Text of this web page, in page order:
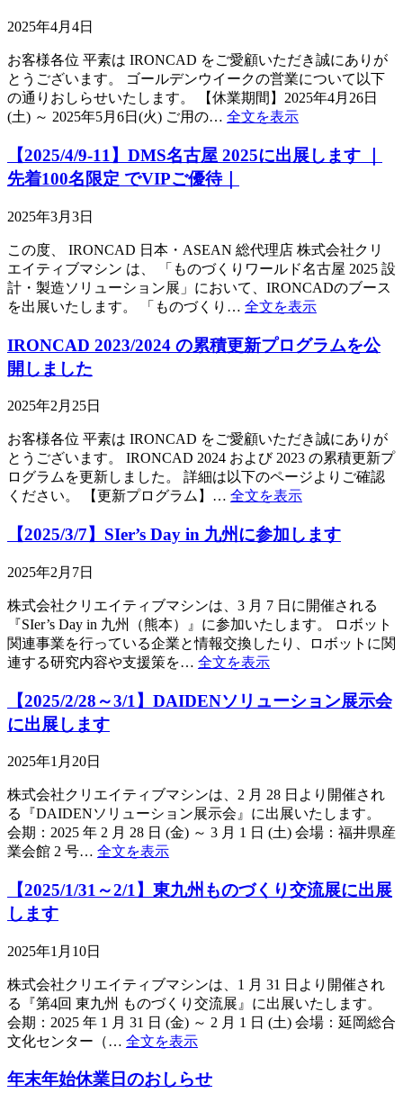
2025年4月4日
お客様各位 平素は IRONCAD をご愛顧いただき誠にありが
とうございます。 ゴールデンウイークの営業について以下
の通りおしらせいたします。 【休業期間】2025年4月26日
(土) ～ 2025年5月6日(火) ご用の… 全文を表示
【2025/4/9-11】DMS名古屋 2025に出展します ｜
先着100名限定 でVIPご優待｜
2025年3月3日
この度、 IRONCAD 日本・ASEAN 総代理店 株式会社クリ
エイティブマシン は、 「ものづくりワールド名古屋 2025 設
計・製造ソリューション展」において、IRONCADのブース
を出展いたします。 「ものづくり… 全文を表示
IRONCAD 2023/2024 の累積更新プログラムを公
開しました
2025年2月25日
お客様各位 平素は IRONCAD をご愛顧いただき誠にありが
とうございます。 IRONCAD 2024 および 2023 の累積更新プ
ログラムを更新しました。 詳細は以下のページよりご確認
ください。 【更新プログラム】… 全文を表示
【2025/3/7】SIer’s Day in 九州に参加します
2025年2月7日
株式会社クリエイティブマシンは、3 月 7 日に開催される
『SIer’s Day in 九州（熊本）』に参加いたします。 ロボット
関連事業を行っている企業と情報交換したり、ロボットに関
連する研究内容や支援策を… 全文を表示
【2025/2/28～3/1】DAIDENソリューション展示会
に出展します
2025年1月20日
株式会社クリエイティブマシンは、2 月 28 日より開催され
る『DAIDENソリューション展示会』に出展いたします。
会期：2025 年 2 月 28 日 (金) ～ 3 月 1 日 (土) 会場：福井県産
業会館 2 号… 全文を表示
【2025/1/31～2/1】東九州ものづくり交流展に出展
します
2025年1月10日
株式会社クリエイティブマシンは、1 月 31 日より開催され
る『第4回 東九州 ものづくり交流展』に出展いたします。
会期：2025 年 1 月 31 日 (金) ～ 2 月 1 日 (土) 会場：延岡総合
文化センター（… 全文を表示
年末年始休業日のおしらせ